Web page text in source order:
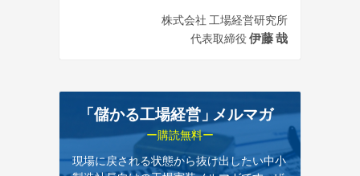
株式会社 工場経営研究所
代表取締役 伊藤 哉
「儲かる工場経営」 メルマガ
ー購読無料ー
現場に戻される状態から抜け出したい中小